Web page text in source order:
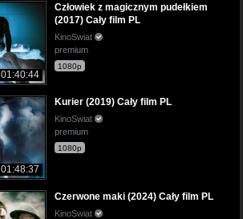
01:40:44
Człowiek z magicznym pudełkiem
(2017) Cały film PL
KinoSwiat
premium
1080p
01:48:37
Kurier (2019) Cały film PL
KinoSwiat
premium
1080p
Czerwone maki (2024) Cały film PL
KinoSwiat